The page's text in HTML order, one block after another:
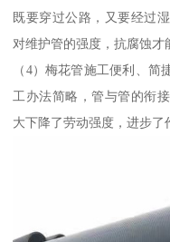
既要穿过公路，又要经过
对维护管的强度，抗腐蚀才
（4）梅花管施工便利、
工办法简略，管与管的衔
大下降了劳动强度，进步了